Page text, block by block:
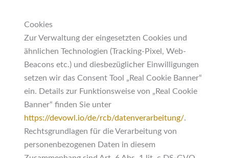
Cookies
Zur Verwaltung der eingesetzten Cookies und
ähnlichen Technologien (Tracking-Pixel, Web-
Beacons etc.) und diesbezüglicher Einwilligungen
setzen wir das Consent Tool „Real Cookie Banner“
ein. Details zur Funktionsweise von „Real Cookie
Banner“ finden Sie unter
https://devowl.io/de/rcb/datenverarbeitung/.
Rechtsgrundlagen für die Verarbeitung von
personenbezogenen Daten in diesem